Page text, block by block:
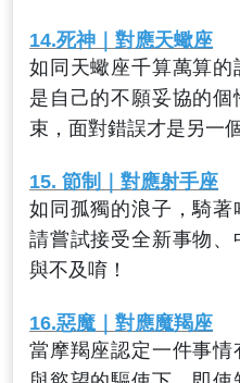
14.死神 ｜對應天蠍座
如同天蠍座千算萬算
是自己的不願妥協的
束，面對錯誤才是另一
15. 節制
｜對應射手座
如同孤獨的浪子，騎著
請嘗試接受全新事物
與不及唷！
16.惡魔｜對應魔羯座
當摩羯座認定一件事